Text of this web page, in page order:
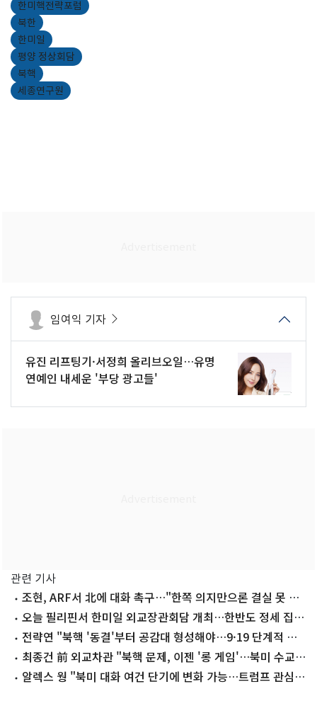
한미핵전략포럼
북한
한미일
평양 정상회담
북핵
세종연구원
임여익 기자
유진 리프팅기·서정희 올리브오일…유명
연예인 내세운 '부당 광고들'
관련 기사
조현, ARF서 北에 대화 촉구…"한쪽 의지만으론 결실 못 맺
어"(종합)
오늘 필리핀서 한미일 외교장관회담 개최…한반도 정세 집중
논의전략연 "북핵 '동결'부터 공감대 형성해야…9·19 단계적 복
원 제안"
최종건 前 외교차관 "북핵 문제, 이젠 '롱 게임'…북미 수교가
먼저 필요"
알렉스 웡 "북미 대화 여건 단기에 변화 가능…트럼프 관심